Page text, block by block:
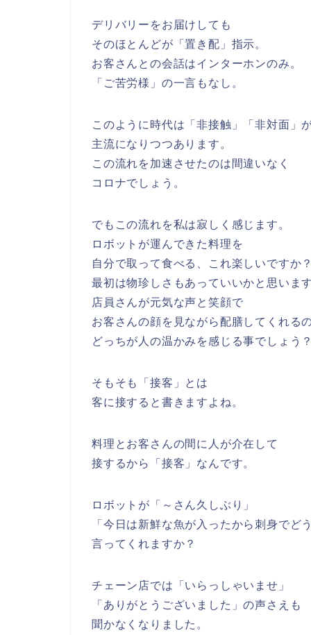
デリバリーをお届けしても
そのほとんどが「置き配」指示。
お客さんとの会話はインターホンのみ。
「ご苦労様」の一言もなし。
このように時代は「非接触」「非対面」
主流になりつつあります。
この流れを加速させたのは間違いなく
コロナでしょう。
でもこの流れを私は寂しく感じます。
ロボットが運んできた料理を
自分で取って食べる、これ楽しいですか？
最初は物珍しさもあっていいかと思いま
店員さんが元気な声と笑顔で
お客さんの顔を見ながら配膳してくれる
どっちが人の温かみを感じる事でしょう？
そもそも「接客」とは
客に接すると書きますよね。
料理とお客さんの間に人が介在して
接するから「接客」なんです。
ロボットが「～さん久しぶり」
「今日は新鮮な魚が入ったから刺身でど
言ってくれますか？
チェーン店では「いらっしゃいませ」
「ありがとうございました」の声さえも
聞かなくなりました。